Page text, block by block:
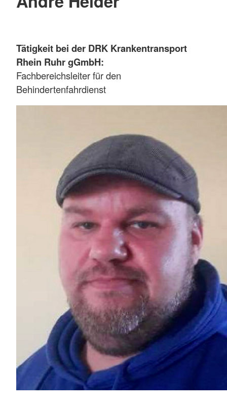
Tätigkeit bei der DRK Krankentransport
Rhein Ruhr gGmbH:
Fachbereichsleiter für den
Behindertenfahrdienst